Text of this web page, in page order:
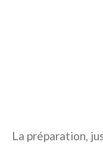
La préparation,